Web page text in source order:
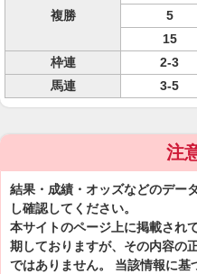
複勝
5
15
枠連
2-3
馬連
3-5
注
結果・成績・オッズなどのデー
し確認してください。
本サイトのページ上に掲載され
期しておりますが、その内容の
ではありません。 当該情報に基